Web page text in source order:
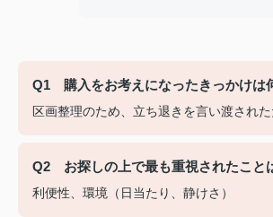
Q1 購入をお考えになったきっかけは
区画整理のため、立ち退きを言い渡され
Q2 お探しの上で最も重視されたこと
利便性、環境（日当たり、静けさ）